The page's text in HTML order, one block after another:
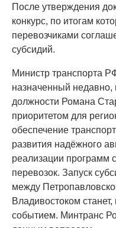
После утверждения
конкурс, по итогам
перевозчиками
субсидий.
Министр транспорта
назначенный недавно,
должности Романа
приоритетом для
обеспечение
развития надёжного
реализации программ
перевозок. Запуск
между
Владивостоком
событием. Минтранс